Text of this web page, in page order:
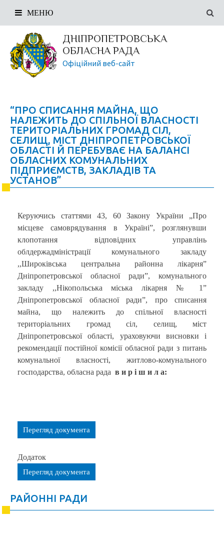
ДНІПРОПЕТРОВСЬКА
ОБЛАСНА РАДА
Офіційний веб-сайт
МЕНЮ
“ПРО СПИСАННЯ МАЙНА, ЩО
НАЛЕЖИТЬ ДО СПІЛЬНОЇ ВЛАСНОСТІ
ТЕРИТОРІАЛЬНИХ ГРОМАД СІЛ,
СЕЛИЩ, МІСТ ДНІПРОПЕТРОВСЬКОЇ
ОБЛАСТІ Й ПЕРЕБУВАЄ НА БАЛАНСІ
ОБЛАСНИХ КОМУНАЛЬНИХ
ПІДПРИЄМСТВ, ЗАКЛАДІВ ТА
УСТАНОВ”
Керуючись статтями 43, 60 Закону України „Про
місцеве самоврядування в Україні”, розглянувши
клопотання відповідних управлінь
облдержадміністрації комунального закладу
,,Широківська центральна районна лікарня”
Дніпропетровської обласної ради”, комунального
закладу ,,Нікопольська міська лікарня № 1”
Дніпропетровської обласної ради”, про списання
майна, що належить до спільної власності
територіальних громад сіл, селищ, міст
Дніпропетровської області, ураховуючи висновки і
рекомендації постійної комісії обласної ради з питань
комунальної власності, житлово-комунального
господарства, обласна рада в и р і ш и л а:
Перегляд документа
Додаток
Перегляд документа
РАЙОННІ РАДИ